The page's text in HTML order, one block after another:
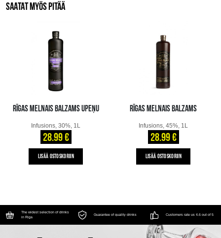
SAATAT MYÖS PITÄÄ
RĪGAS MELNAIS BALZAMS UPEŅU
Infusions, 30%, 1L
28.99 €
LISÄÄ OSTOSKORIIN
RĪGAS MELNAIS BALZAMS
Infusions, 45%, 1L
28.99 €
LISÄÄ OSTOSKORIIN
The widest selection of drinks
in Riga
Guarantee of quality drinks Customers rate us 4.6 out of 5